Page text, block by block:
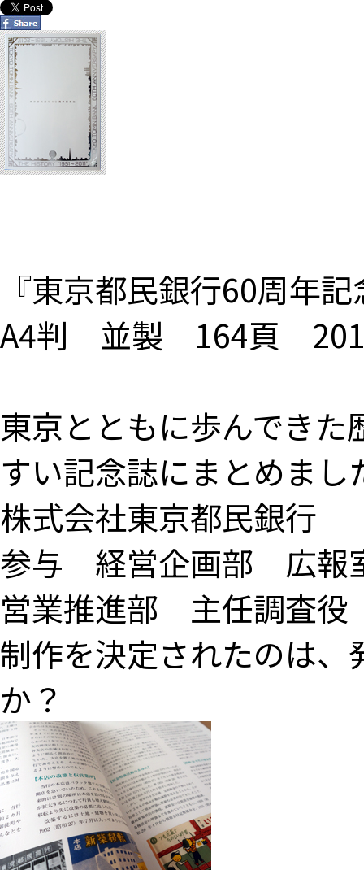
『東京都民銀行60周年
A4判 並製 164頁
東京とともに歩んでき
すい記念誌にまとめまし
株式会社東京都民銀行
参与 経営企画部 広
営業推進部 主任調査
制作を決定されたのは
か？